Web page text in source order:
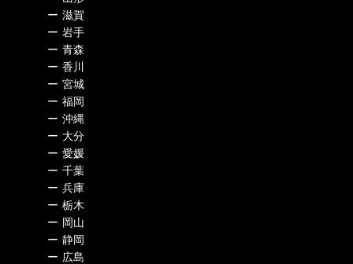
ー 滋賀
ー 岩手
ー 青森
ー 香川
ー 宮城
ー 福岡
ー 沖縄
ー 大分
ー 愛媛
ー 千葉
ー 兵庫
ー 栃木
ー 岡山
ー 静岡
ー 広島